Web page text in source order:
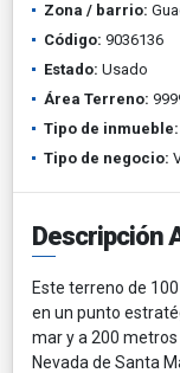
Zona / barrio:
Código: 9036136
Estado: Usado
Área Terreno:
Tipo de inmueble:
Tipo de negocio:
Descripción
Este terreno de
en un punto
mar y a 200
Nevada de Santa